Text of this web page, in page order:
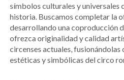
símbolos culturales y universales
historia. Buscamos completar la
desarrollando una coproducción
ofrezca originalidad y calidad
circenses actuales, fusionándolas
estéticas y simbólicas del circo